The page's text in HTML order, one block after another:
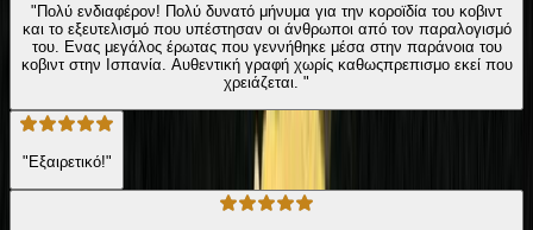
"Πολύ ενδιαφέρον! Πολύ δυνατό μήνυμα για την κοροϊδία του κοβιντ
και το εξευτελισμό που υπέστησαν οι άνθρωποι από τον παραλογισμό
του. Ενας μεγάλος έρωτας που γεννήθηκε μέσα στην παράνοια του
κοβιντ στην Ισπανία. Αυθεντική γραφή χωρίς καθωςπρεπισμο εκεί που
χρειάζεται. "
"Εξαιρετικό!"